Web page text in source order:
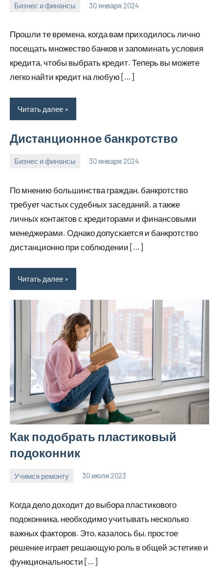
Бизнес и финансы 30 января 2024
home_teplo_r
Прошли те времена, когда вам приходилось лично
посещать множество банков и запоминать условия
кредита, чтобы выбрать кредит. Теперь вы можете
легко найти кредит на любую […]
Читать далее
Дистанционное банкротство
Бизнес и финансы 30 января 2024
home_teplo_r
По мнению большинства граждан, банкротство
требует частых судебных заседаний, а также
личных контактов с кредиторами и финансовыми
менеджерами. Однако допускается и банкротство
дистанционно при соблюдении […]
Читать далее
Как подобрать пластиковый
подоконник
Учимся ремонту 30 июля 2023
home_teplo_r
Нет
Когда дело доходит до выбора пластикового
подоконника, необходимо учитывать несколько
важных факторов. Это, казалось бы, простое
решение играет решающую роль в общей эстетике и
функциональности […]